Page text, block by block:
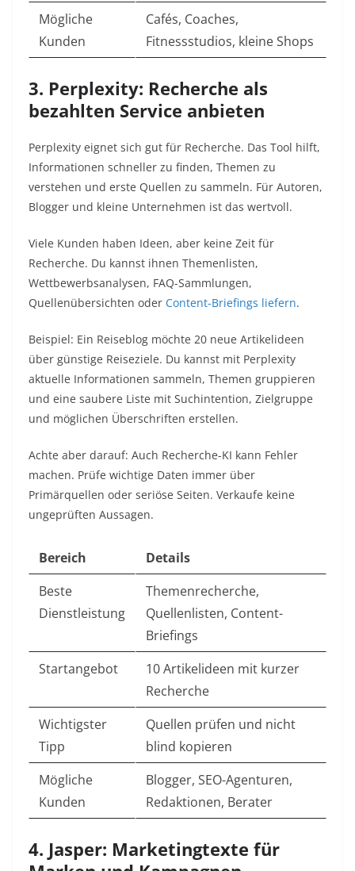
Mögliche
Kunden
Cafés, Coaches,
Fitnessstudios, kleine Shops
3. Perplexity: Recherche als
bezahlten Service anbieten
Perplexity eignet sich gut für Recherche. Das Tool hilft,
Informationen schneller zu finden, Themen zu
verstehen und erste Quellen zu sammeln. Für Autoren,
Blogger und kleine Unternehmen ist das wertvoll.
Viele Kunden haben Ideen, aber keine Zeit für
Recherche. Du kannst ihnen Themenlisten,
Wettbewerbsanalysen, FAQ-Sammlungen,
Quellenübersichten oder Content-Briefings liefern.
Beispiel: Ein Reiseblog möchte 20 neue Artikelideen
über günstige Reiseziele. Du kannst mit Perplexity
aktuelle Informationen sammeln, Themen gruppieren
und eine saubere Liste mit Suchintention, Zielgruppe
und möglichen Überschriften erstellen.
Achte aber darauf: Auch Recherche-KI kann Fehler
machen. Prüfe wichtige Daten immer über
Primärquellen oder seriöse Seiten. Verkaufe keine
ungeprüften Aussagen.
Bereich
Details
Beste
Dienstleistung
Themenrecherche,
Quellenlisten, Content-
Briefings
Startangebot
10 Artikelideen mit kurzer
Recherche
Wichtigster
Tipp
Quellen prüfen und nicht
blind kopieren
Mögliche
Kunden
Blogger, SEO-Agenturen,
Redaktionen, Berater
4. Jasper: Marketingtexte für